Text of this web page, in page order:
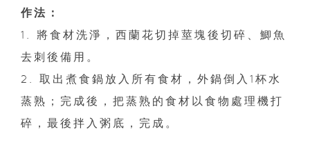
作法：
1. 將食材洗淨，西蘭花切掉莖塊後切碎、鯽魚
去刺後備用。
2. 取出煮食鍋放入所有食材，外鍋倒入1杯水
蒸熟；完成後，把蒸熟的食材以食物處理機打
碎，最後拌入粥底，完成。